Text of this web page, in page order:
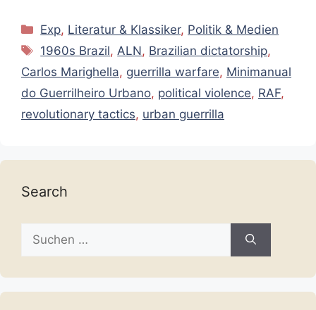
Kategorien
Exp, Literatur & Klassiker, Politik & Medien
Schlagwörter
1960s Brazil,ALN, Brazilian dictatorship,
Carlos Marighella, guerrilla warfare, Minimanual
do Guerrilheiro Urbano, political violence, RAF,
revolutionary tactics, urban guerrilla
Search
Suche
nach: